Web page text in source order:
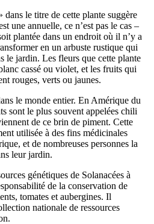
le titre de cette plante suggère
une annuelle, ce n’est pas le cas –
plantée dans un endroit où il n’y a
en un arbuste rustique qui
le jardin. Les fleurs que cette plante
cassé ou violet, et les fruits qui
rouges, verts ou jaunes.
le monde entier. En Amérique du
sont le plus souvent appelées chili
de ce brin de piment. Cette
utilisée à des fins médicinales
et de nombreuses personnes la
leur jardin.
génétiques de Solanacées à
de la conservation de
tomates et aubergines. Il
nationale de ressources